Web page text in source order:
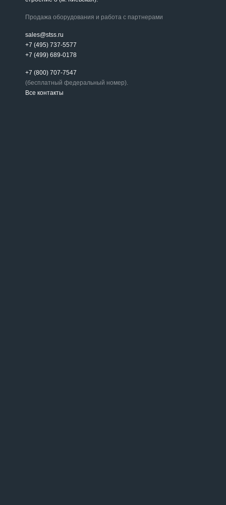
Продажа оборудования и работа с партнерами
sales@stss.ru
+7 (495) 737-5577
+7 (499) 689-0178
+7 (800) 707-7547
(бесплатный федеральный номер).
Все контакты